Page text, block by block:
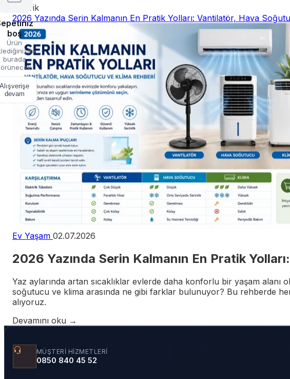
boş
Ürün
burada
Alışverişe
devam
1 içerik
2026 Yazında Serin Kalmanın En Pratik Yolları: Vantilatör, Hava
Ev Yaşam 02.07.2026
2026 Yazında Serin Kalmanın En Pratik
Yaz aylarında artan sıcaklıklar evlerde daha konforlu bir yaşam
soğutucu ve klima arasında ne gibi farklar bulunuyor? Bu rehberde
alıyoruz.
Devamını oku →
MÜŞTERI HIZMETLERI
0850 840 45 52